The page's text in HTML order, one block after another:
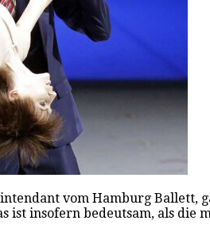
vom Hamburg
ist insofern bedeutsam, als die